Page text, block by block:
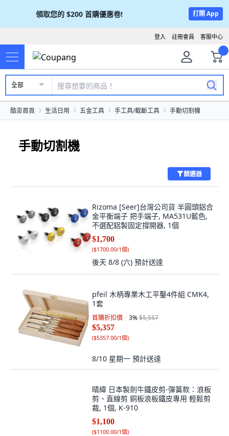
領取您的 $200 首購優惠卷! 打開 App
客服中心
註冊會員
登入
全部
酷澎首頁 生活日用 五金工具 手工具/截斷工具 手動切割機
手動切割機
篩選器
Rizoma [Seer]台灣公司貨 半圓頭鋁合
金平衡端子 把手端子, MA531U藍色,
不選配鋁製固定撐開器, 1個
$1,700
($1700.00/1個)
後天 8/8 (六) 預計送達
pfeil 木柄專業木工平鑿4件組 CMK4,
1套
首購折扣價 3%$5,557
$5,357
($5357.00/1個)
8/10 星期一 預計送達
晴緯 日本製劍牛鐵皮剪-彈簧款：浪板
剪、直線剪 銅板浪板鐵皮專用 輕鬆剪
裁, 1個, K-910
$1,100
($1100.00/1個)